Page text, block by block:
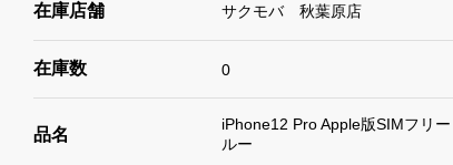
在庫店舗 サクモバ 秋葉原店
在庫数 0
品名
iPhone12 Pro Apple版SIMフリ
ルー